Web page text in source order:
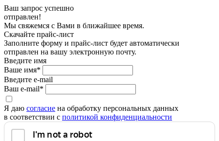
Ваш запрос успешно
отправлен!
Мы свяжемся с Вами в ближайшее время.
Скачайте прайс-лист
Заполните форму и прайс-лист будет автоматически
отправлен на вашу электронную почту.
Введите имя
Ваше имя*
Введите e-mail
Ваш e-mail*
Я даю согласие на обработку персональных данных
в соответствии с политикой конфиденциальности